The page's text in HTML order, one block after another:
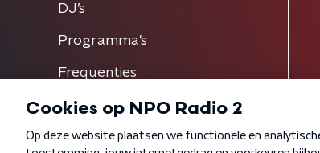
DJ’s
Programma's
Frequenties